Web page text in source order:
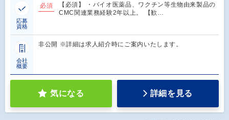
応募
資格
必須
【必須】 ・バイオ医薬品、ワクチン等生物由来製品の
CMC関連業務経験2年以上。 【歓…
会社
概要
非公開 ※詳細は求人紹介時にご案内いたします。
気になる 詳細を見る